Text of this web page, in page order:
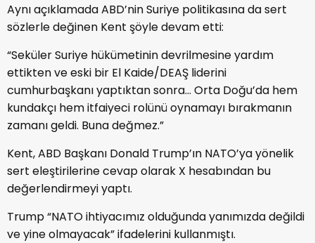
Aynı açıklamada ABD’nin Suriye politikasına da sert
sözlerle değinen Kent şöyle devam etti:
“Seküler Suriye hükümetinin devrilmesine yardım
ettikten ve eski bir El Kaide/DEAŞ liderini
cumhurbaşkanı yaptıktan sonra… Orta Doğu’da hem
kundakçı hem itfaiyeci rolünü oynamayı bırakmanın
zamanı geldi. Buna değmez.”
Kent, ABD Başkanı Donald Trump’ın NATO’ya yönelik
sert eleştirilerine cevap olarak X hesabından bu
değerlendirmeyi yaptı.
Trump “NATO ihtiyacımız olduğunda yanımızda değildi
ve yine olmayacak” ifadelerini kullanmıştı.